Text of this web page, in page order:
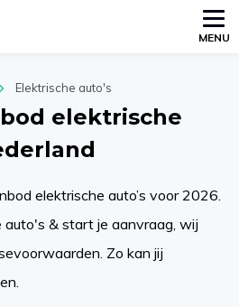
MENU
Elektrische auto's
elektrische
elektrische auto’s voor 2026.
auto's & start je aanvraag, wij
Zo kan jij